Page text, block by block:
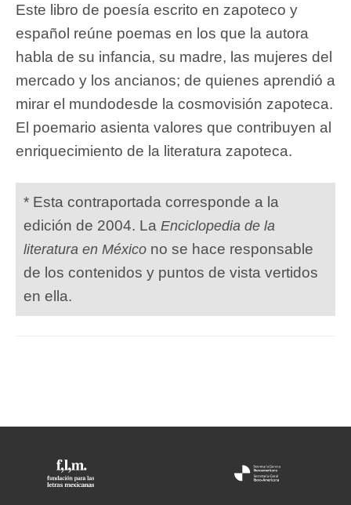
Este libro de poesía escrito en zapoteco y
español reúne poemas en los que la autora
habla de su infancia, su madre, las mujeres del
mercado y los ancianos; de quienes aprendió a
mirar el mundodesde la cosmovisión zapoteca.
El poemario asienta valores que contribuyen al
enriquecimiento de la literatura zapoteca.
* Esta contraportada corresponde a la
edición de 2004. La Enciclopedia de la
literatura en México no se hace responsable
de los contenidos y puntos de vista vertidos
en ella.